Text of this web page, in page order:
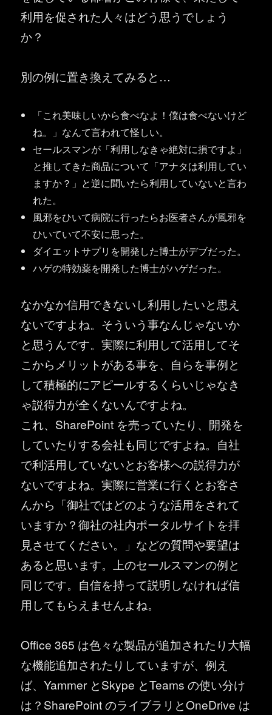
利用を促された人々はどう思うでしょう
か？
別の例に置き換えてみると…
「これ美味しいから食べなよ！僕は食べないけど
ね。」なんて言われて怪しい。
セールスマンが「利用しなきゃ絶対に損ですよ」
と推してきた商品について「アナタは利用してい
ますか？」と逆に聞いたら利用していないと言わ
れた。
風邪をひいて病院に行ったらお医者さんが風邪を
ひいていて不安に思った。
ダイエットサプリを開発した博士がデブだった。
ハゲの特効薬を開発した博士がハゲだった。
なかなか信用できないし利用したいと思え
ないですよね。そういう事なんじゃないか
と思うんです。実際に利用して活用してそ
こからメリットがある事を、自らを事例と
して積極的にアピールするくらいじゃなき
ゃ説得力が全くないんですよね。
これ、SharePoint を売っていたり、開発を
していたりする会社も同じですよね。自社
で利活用していないとお客様への説得力が
ないですよね。実際に営業に行くとお客さ
んから「御社ではどのような活用をされて
いますか？御社の社内ポータルサイトを拝
見させてください。」などの質問や要望は
あると思います。上のセールスマンの例と
同じです。自信を持って説明しなければ信
用してもらえませんよね。
Office 365 は色々な製品が追加されたり大幅
な機能追加されたりしていますが、例え
ば、Yammer とSkype とTeams の使い分け
は？SharePoint のライブラリとOneDrive は